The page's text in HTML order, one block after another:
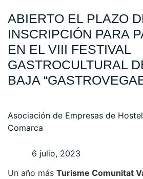
ABIERTO EL PLAZO
INSCRIPCIÓN PARA
EN EL VIII FESTIVAL
GASTROCULTURAL
BAJA
Asociación de Empresas de
Comarca
6 julio, 2023
Un año más Turisme Comunitat